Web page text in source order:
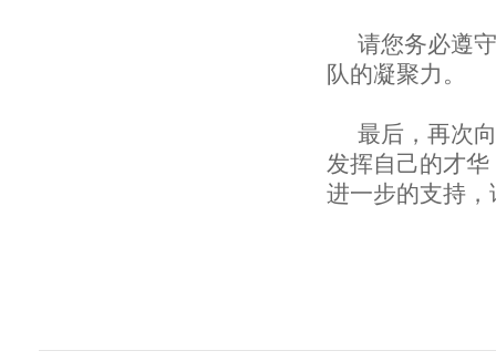
请您务必遵
队的凝聚力。
最后，再次
发挥自己的才
进一步的支持